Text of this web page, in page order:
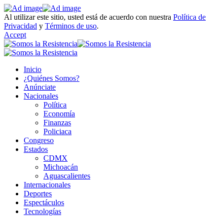
Al utilizar este sitio, usted está de acuerdo con nuestra Política de
Privacidad y Términos de uso.
Accept
Inicio
¿Quiénes Somos?
Anúnciate
Nacionales
Política
Economía
Finanzas
Policiaca
Congreso
Estados
CDMX
Michoacán
Aguascalientes
Internacionales
Deportes
Espectáculos
Tecnologías